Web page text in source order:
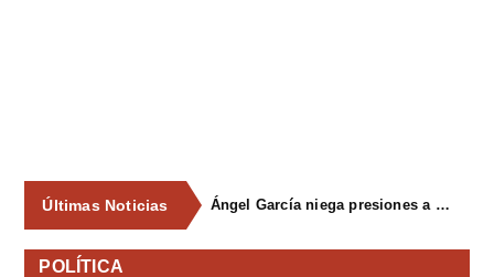
Últimas Noticias Ángel García niega presiones a comercios y asegura que el Ayuntamiento cumple "de manera muy rigurosa" la Ley de Contratos
POLÍTICA